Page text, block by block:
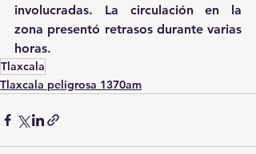
involucradas. La circulación en la
zona presentó retrasos durante varias
horas.
Tlaxcala
Tlaxcala peligrosa 1370am